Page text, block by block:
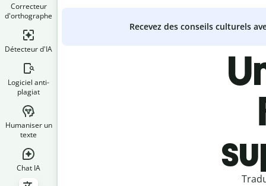
Correcteur
d'orthographe
Détecteur d'IA
Logiciel anti-
plagiat
Humaniser un
texte
Chat IA
Recevez des conseils culturels